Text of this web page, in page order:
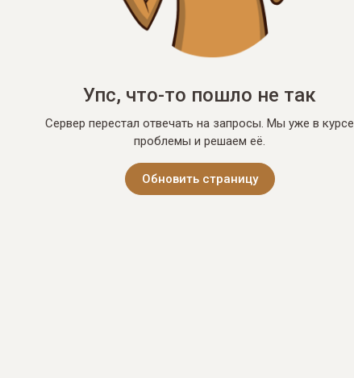
Упс, что-то пошло не так
Сервер перестал отвечать на запросы. Мы уже в курсе
проблемы и решаем её.
Обновить страницу